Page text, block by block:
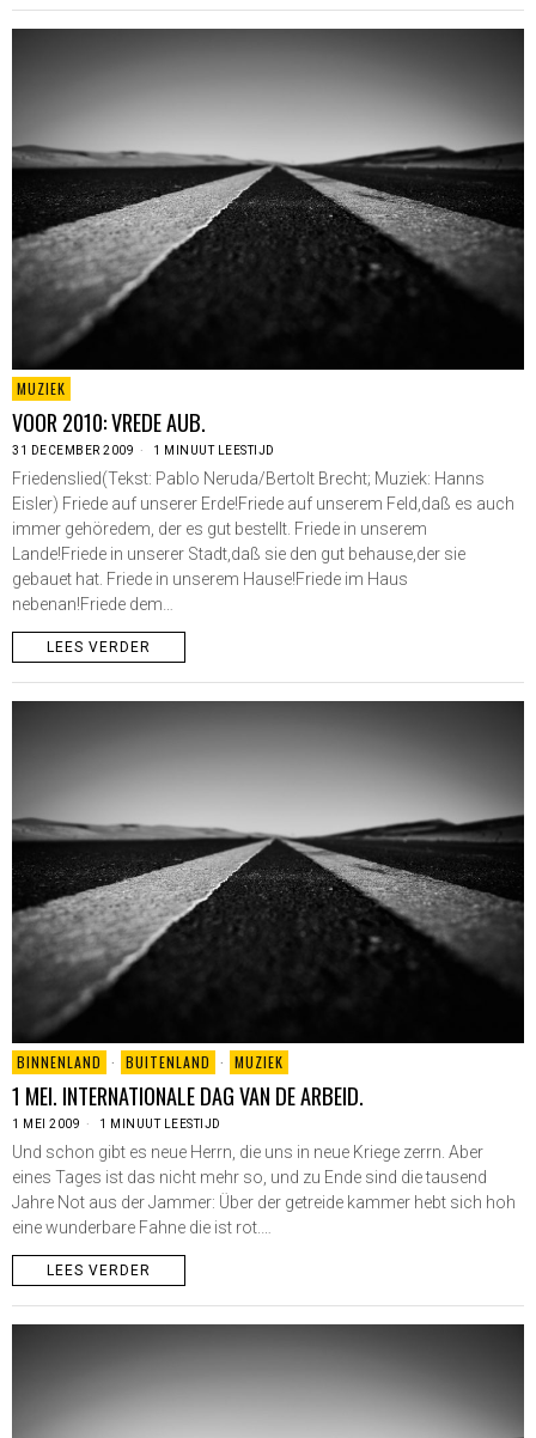
MUZIEK
VOOR 2010: VREDE AUB.
31 DECEMBER 2009 1 MINUUT LEESTIJD
Friedenslied(Tekst: Pablo Neruda/Bertolt Brecht; Muziek: Hanns
Eisler) Friede auf unserer Erde!Friede auf unserem Feld,daß es auch
immer gehöredem, der es gut bestellt. Friede in unserem
Lande!Friede in unserer Stadt,daß sie den gut behause,der sie
gebauet hat. Friede in unserem Hause!Friede im Haus
nebenan!Friede dem…
LEES VERDER
BINNENLAND · BUITENLAND · MUZIEK
1 MEI. INTERNATIONALE DAG VAN DE ARBEID.
1 MEI 2009 1 MINUUT LEESTIJD
Und schon gibt es neue Herrn, die uns in neue Kriege zerrn. Aber
eines Tages ist das nicht mehr so, und zu Ende sind die tausend
Jahre Not aus der Jammer: Über der getreide kammer hebt sich hoh
eine wunderbare Fahne die ist rot.…
LEES VERDER